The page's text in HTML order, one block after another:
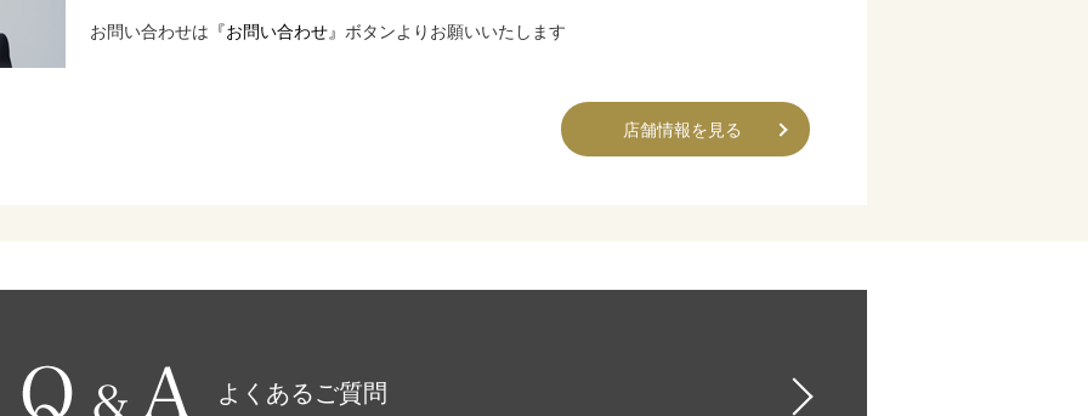
お問い合わせは 『お問い合わせ』 ボタンよりお願いいたします
店舗情報を見る
よくあるご質問